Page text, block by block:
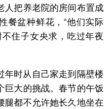
人把养老院的房间布置成
餐盆种鲜花，“他们实际
住子女央求，吃过年夜
年时从自己家走到隔壁楼
大的挑战。春节的午饭
腿都不允许她长久地坐在